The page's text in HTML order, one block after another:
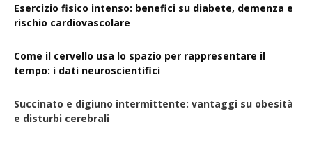
Esercizio fisico intenso: benefici su diabete, demenza e
rischio cardiovascolare
Come il cervello usa lo spazio per rappresentare il
tempo: i dati neuroscientifici
Succinato e digiuno intermittente: vantaggi su obesità
e disturbi cerebrali